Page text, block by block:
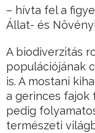
– hívta fel a
Állat- és
A biodiverzitás
populációjának
is. A mostani
a gerinces fajok
pedig
természeti